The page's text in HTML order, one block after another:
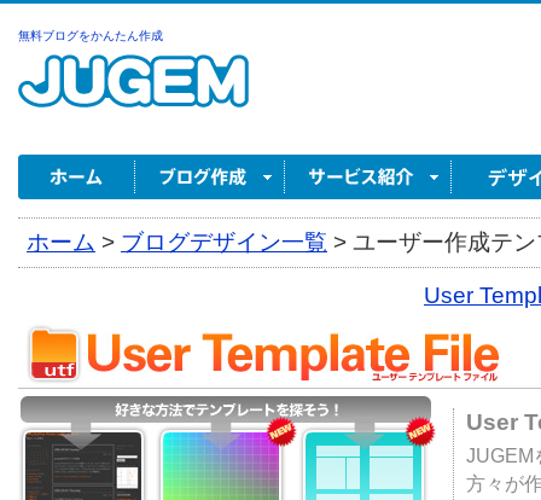
無料ブログをかんたん作成
ホーム > ブログデザイン一覧 > ユーザー作成テ
User
User
JUGEM
方々が